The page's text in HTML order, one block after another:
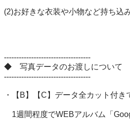
(2)お好きな衣装や小物など持ち込
-----------------------------------
◆　写真データのお渡しについて
-----------------------------------
・【B】【C】データ全カット付き
1週間程度でWEBアルバム「